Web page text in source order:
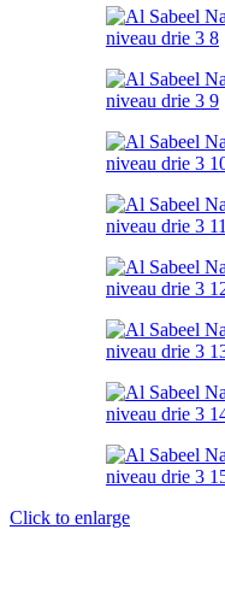
Click to enlarge